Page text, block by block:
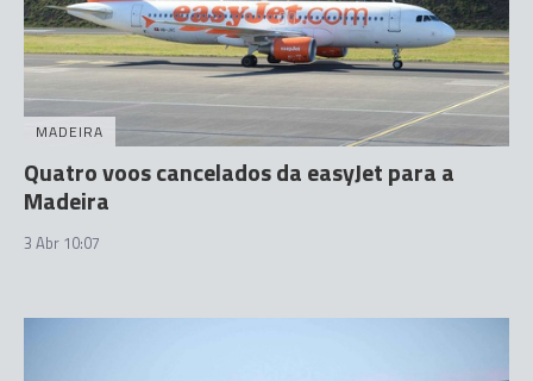
MADEIRA
Quatro voos cancelados da easyJet para a
Madeira
3 Abr 10:07